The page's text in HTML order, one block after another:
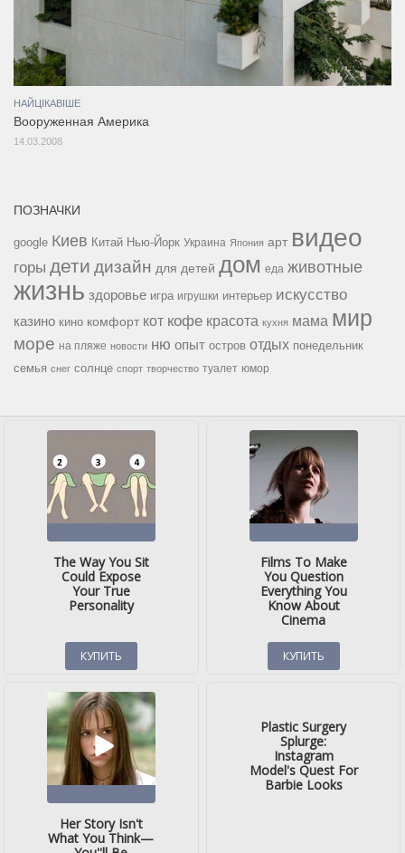
НАЙЦІКАВІШЕ
Вооруженная Америка
14.03.2008
ПОЗНАЧКИ
google Киев Китай Нью-Йорк Украина Япония арт видео
горы дети дизайн для детей дом еда животные
жизнь здоровье игра игрушки интерьер искусство
казино кино комфорт кот кофе красота кухня мама мир
море на пляже новости ню опыт остров отдых понедельник
семья снег солнце спорт творчество туалет юмор